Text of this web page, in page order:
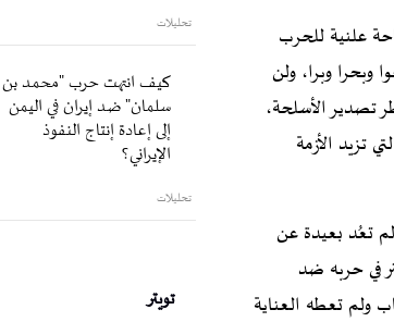
علنية للحرب
وبحرا وبرا، ولن
تصدير الأسلحة،
تزيد الأزمة
تعُد بعيدة عن
في حربه ضد
ولم تعطه العناية
تحليلات
كيف انتهت حرب "محمد بن
سلمان" ضد إيران في اليمن
إلى إعادة إنتاج النفوذ
الإيراني؟
تحليلات
تويتر